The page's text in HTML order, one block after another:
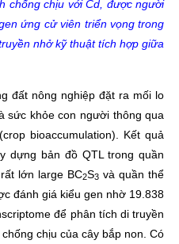
chống chịu với Cd, được người
ứng cử viên triển vọng trong
nhở kỹ thuật tích hợp giữa
đất nông nghiệp đặt ra mối lo
sức khỏe con người thông qua
bioaccumulation). Kết quả
dựng bản đồ QTL trong quần
lớn large BC2S3 và quần thể
đánh giá kiểu gen nhờ 19.838
để phân tích di truyền
chịu của cây bắp non. Có